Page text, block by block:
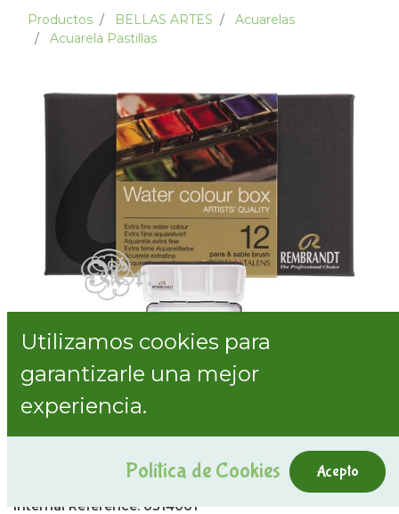
Productos BELLAS ARTES
Acuarelas
Acuarela Pastillas
Acuarela Rembrandt caja metalica 12
Internal Reference:0314001
Utilizamos cookies para
garantizarle una mejor
experiencia.
Política de Cookies Acepto